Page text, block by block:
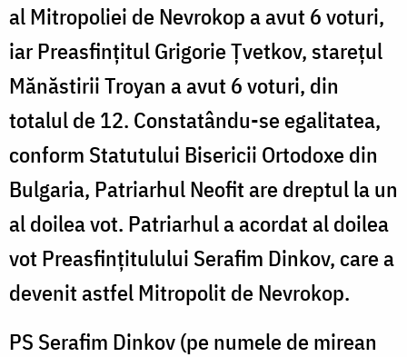
al Mitropoliei de Nevrokop a avut 6 voturi,
iar Preasfințitul Grigorie Ţvetkov, stareţul
Mănăstirii Troyan a avut 6 voturi, din
totalul de 12. Constatându-se egalitatea,
conform Statutului Bisericii Ortodoxe din
Bulgaria, Patriarhul Neofit are dreptul la un
al doilea vot. Patriarhul a acordat al doilea
vot Preasfințitulului Serafim Dinkov, care a
devenit astfel Mitropolit de Nevrokop.
PS Serafim Dinkov (pe numele de mirean